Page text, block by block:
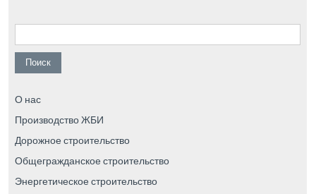
Найти:
О нас
Производство ЖБИ
Дорожное строительство
Общегражданское строительство
Энергетическое строительство